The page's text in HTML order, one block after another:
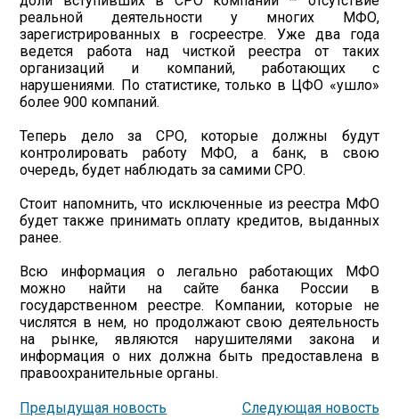
реальной деятельности у многих МФО,
зарегистрированных в госреестре. Уже два года
ведется работа над чисткой реестра от таких
организаций и компаний, работающих с
нарушениями. По статистике, только в ЦФО «ушло»
более 900 компаний.
Теперь дело за СРО, которые должны будут
контролировать работу МФО, а банк, в свою
очередь, будет наблюдать за самими СРО.
Стоит напомнить, что исключенные из реестра МФО
будет также принимать оплату кредитов, выданных
ранее.
Всю информация о легально работающих МФО
можно найти на сайте банка России в
государственном реестре. Компании, которые не
числятся в нем, но продолжают свою деятельность
на рынке, являются нарушителями закона и
информация о них должна быть предоставлена в
правоохранительные органы.
Предыдущая новость Следующая новость